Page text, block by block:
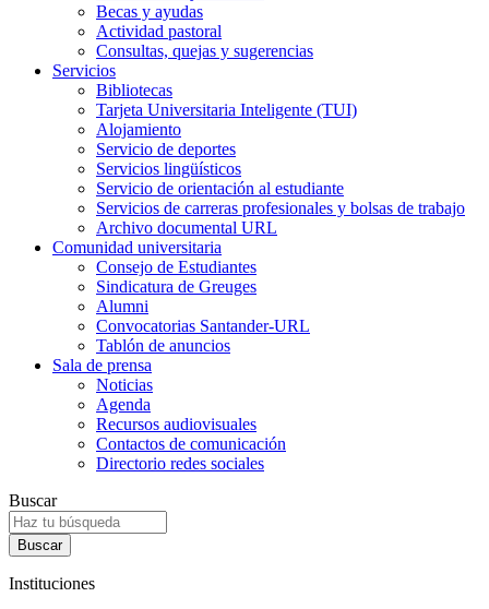
Becas y ayudas
Actividad pastoral
Consultas, quejas y sugerencias
Servicios
Bibliotecas
Tarjeta Universitaria Inteligente (TUI)
Alojamiento
Servicio de deportes
Servicios lingüísticos
Servicio de orientación al estudiante
Servicios de carreras profesionales y bolsas de trabajo
Archivo documental URL
Comunidad universitaria
Consejo de Estudiantes
Sindicatura de Greuges
Alumni
Convocatorias Santander-URL
Tablón de anuncios
Sala de prensa
Noticias
Agenda
Recursos audiovisuales
Contactos de comunicación
Directorio redes sociales
Buscar
Instituciones